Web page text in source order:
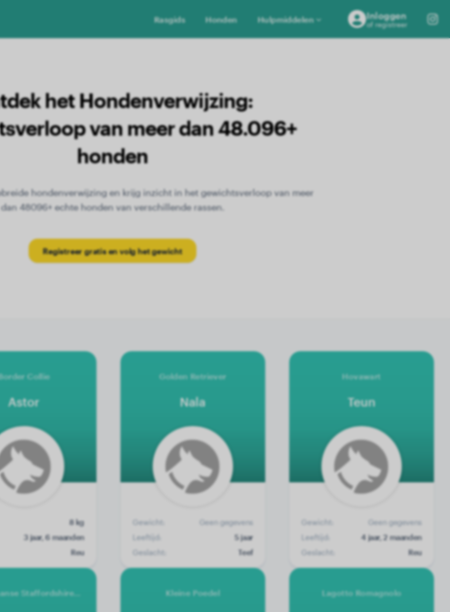
Rasgids Honden Hulpmiddelen Inloggen
of registreer
het Hondenverwijzing:
van meer dan 48.096+
honden
hondenverwijzing en krijg inzicht in het gewichtsverloop van meer
dan 48096+ echte honden van verschillende rassen.
Registreer gratis en volg het gewicht
Collie
Astor
8 kg
3 jaar, 6 maanden
Reu
Golden Retriever
Nala
Gewicht:
Geen gegevens
Leeftijd:
5 jaar
Geslacht:
Teef
Hovawart
Teun
Gewicht:
Geen gegevens
Leeftijd:
4 jaar, 2 maanden
Geslacht:
Reu
Amerikaanse Staffordshire Terrier Kleine Poedel Lagotto Romagnolo